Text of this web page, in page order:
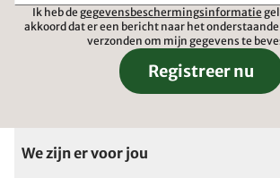
Ik heb de gegevensbeschermingsinformatie
akkoord dat er een bericht naar het
verzonden om mijn gegevens te
Registreer nu
We zijn er voor jou